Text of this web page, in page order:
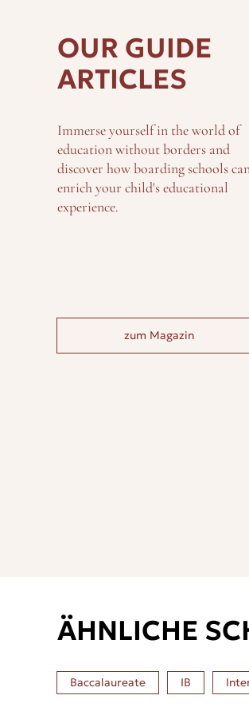
OUR GUIDE
ARTICLES
Immerse yourself in the world of
education without borders and
discover how boarding schools
enrich your child's educational
experience.
zum Magazin
ÄHNLICHE
Baccalaureate IB